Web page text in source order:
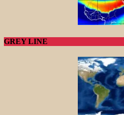
GREY LINE